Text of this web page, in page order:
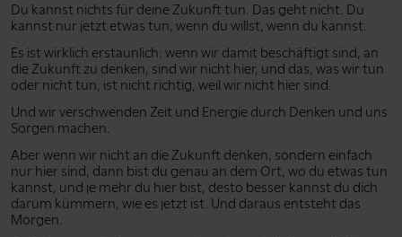
Du kannst nichts für deine Zukunft tun. Das geht nicht. Du
kannst nur jetzt etwas tun, wenn du willst, wenn du kannst.
Es ist wirklich erstaunlich: wenn wir damit beschäftigt sind, an
die Zukunft zu denken, sind wir nicht hier, und das, was wir tun
oder nicht tun, ist nicht richtig, weil wir nicht hier sind.
Und wir verschwenden Zeit und Energie durch Denken und uns
Sorgen machen.
Aber wenn wir nicht an die Zukunft denken, sondern einfach
nur hier sind, dann bist du genau an dem Ort, wo du etwas tun
kannst, und je mehr du hier bist, desto besser kannst du dich
darum kümmern, wie es jetzt ist. Und daraus entsteht das
Morgen.